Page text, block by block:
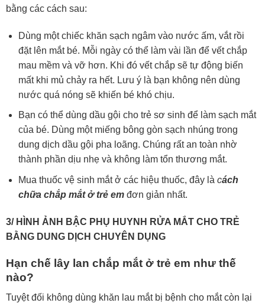
bằng các cách sau:
Dùng một chiếc khăn sạch ngâm vào nước ấm, vắt rồi
đặt lên mắt bé. Mỗi ngày có thể làm vài lần để vết chắp
mau mềm và vỡ hơn. Khi đó vết chắp sẽ tự động biến
mất khi mủ chảy ra hết. Lưu ý là bạn không nên dùng
nước quá nóng sẽ khiến bé khó chịu.
Bạn có thể dùng dầu gội cho trẻ sơ sinh để làm sạch mắt
của bé. Dùng một miếng bông gòn sạch nhúng trong
dung dịch dầu gội pha loãng. Chúng rất an toàn nhờ
thành phần dịu nhẹ và không làm tổn thương mắt.
Mua thuốc vệ sinh mắt ở các hiệu thuốc, đây là cách
chữa chắp mắt ở trẻ em đơn giản nhất.
3/ HÌNH ẢNH BẬC PHỤ HUYNH RỬA MẮT CHO TRẺ
BẰNG DUNG DỊCH CHUYÊN DỤNG
Hạn chế lây lan chắp mắt ở trẻ em như thế
nào?
Tuyệt đối không dùng khăn lau mắt bị bệnh cho mắt còn lại